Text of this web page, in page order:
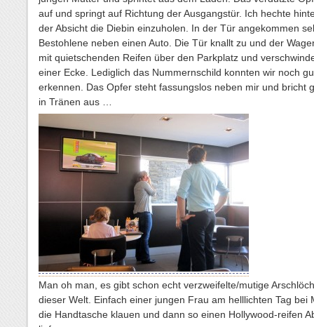
auf und springt auf Richtung der Ausgangstür. Ich hechte
der Absicht die Diebin einzuholen. In der Tür angekommen
Bestohlene neben einen Auto. Die Tür knallt zu und der
mit quietschenden Reifen über den Parkplatz und
einer Ecke. Lediglich das Nummernschild konnten wir noch
erkennen. Das Opfer steht fassungslos neben mir und bricht
in Tränen aus …
Man oh man, es gibt schon echt verzweifelte/mutige
dieser Welt. Einfach einer jungen Frau am helllichten Tag bei
die Handtasche klauen und dann so einen Hollywood-reifen